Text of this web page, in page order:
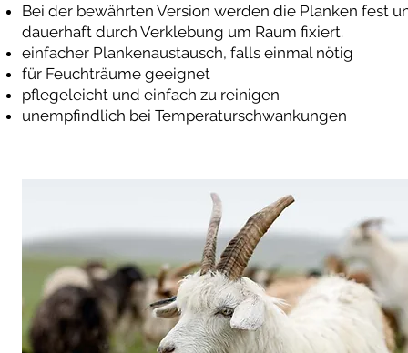
Bei der bewährten Version werden die Planken fest
dauerhaft durch Verklebung um Raum fixiert.
einfacher Plankenaustausch, falls einmal nötig
für Feuchträume geeignet
pflegeleicht und einfach zu reinigen
unempfindlich bei Temperaturschwankungen